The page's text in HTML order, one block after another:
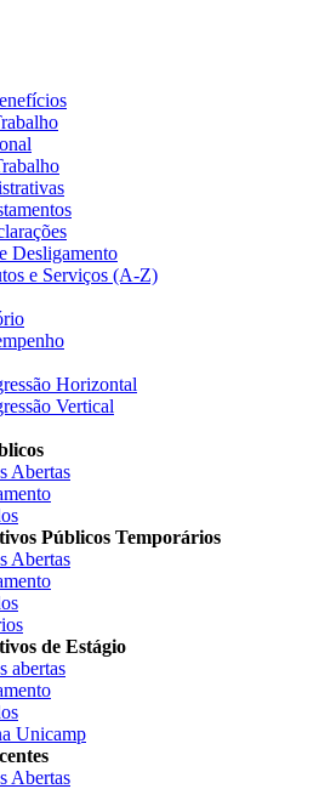
Desligamento
e Serviços (A-Z)
Horizontal
Vertical
Abertas
Públicos Temporários
Abertas
de Estágio
abertas
Unicamp
Abertas